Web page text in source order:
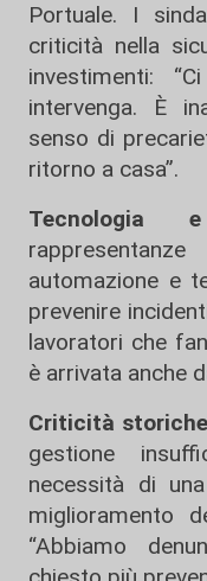
Portuale. I
criticità nella
investimenti:
intervenga. È
senso di
ritorno a casa”.
automazione e
prevenire
lavoratori che
è arrivata anche
Criticità
gestione
necessità di
miglioramento
“Abbiamo